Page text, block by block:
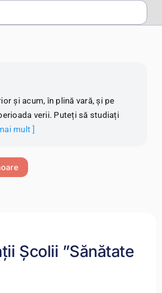
și acum, în plină vară, și pe
verii. Puteți să studiați
mult ]
Școlii ”Sănătate